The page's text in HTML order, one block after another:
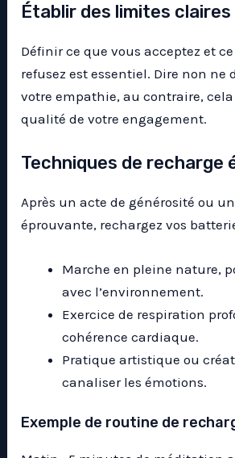
Établir des limites claires
Définir ce que vous acceptez et
refusez est essentiel. Dire non ne
votre empathie, au contraire,
qualité de votre engagement.
Techniques de recharge
Après un acte de générosité ou
éprouvante, rechargez vos
Marche en pleine nature,
avec l’environnement.
Exercice de respiration
cohérence cardiaque.
Pratique artistique ou
canaliser les émotions.
Exemple de routine de